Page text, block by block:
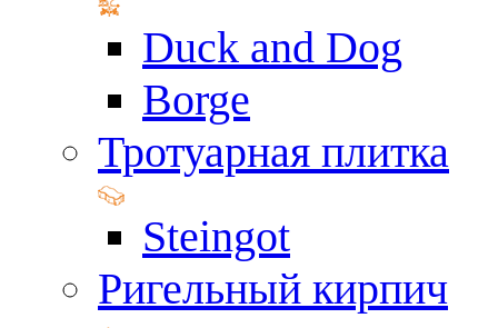
Duck and Dog
Borge
Тротуарная плитка
Steingot
Ригельный кирпич